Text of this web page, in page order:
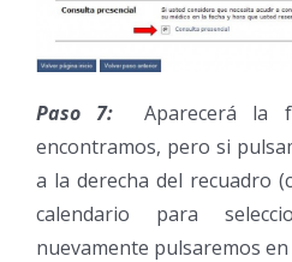
Paso 7:
Aparecerá la
encontramos, pero si
a la derecha del recuadro
calendario para
nuevamente pulsaremos en